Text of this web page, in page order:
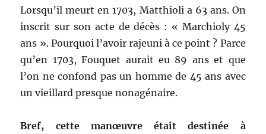
Lorsqu’il meurt en 1703, Matthioli a 63 ans. On
inscrit sur son acte de décès : « Marchioly 45
ans ». Pourquoi l’avoir rajeuni à ce point ? Parce
qu’en 1703, Fouquet aurait eu 89 ans et que
l’on ne confond pas un homme de 45 ans avec
un vieillard presque nonagénaire.
Bref, cette manœuvre était destinée à